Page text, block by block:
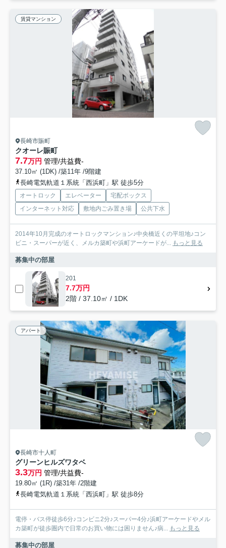
賃貸マンション
長崎市賑町
クオーレ賑町
7.7万円 管理/共益費-
37.10㎡ (1DK) /築11年 /9階建
長崎電気軌道１系統「西浜町」駅 徒歩5分
オートロック エレベーター
宅配ボックス
インターネット対応
敷地内ごみ置き場 公共下水
2014年10月完成のオートロックマンション♪中央橋近くの平坦地♪コン
ビニ・スーパーが近く、メルカ築町や浜町アーケードが... もっと見る
募集中の部屋
201
7.7万円
2階 / 37.10㎡ / 1DK
アパート
長崎市十人町
グリーンヒルズワタベ
3.3万円 管理/共益費-
19.80㎡ (1R) /築31年 /2階建
長崎電気軌道１系統「西浜町」駅 徒歩8分
電停・バス停徒歩6分♪コンビニ2分♪スーパー4分♪浜町アーケードやメル
カ築町が徒歩圏内で日常のお買い物には困りません♪病... もっと見る
募集中の部屋